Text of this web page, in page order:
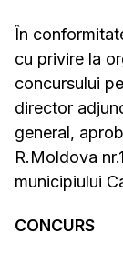
În
cu privire la
concursului
director
general,
R.Moldova
municipiului
CONCURS